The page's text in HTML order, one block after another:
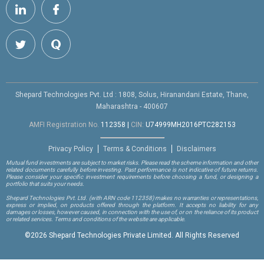
Shepard Technologies Pvt. Ltd : 1808, Solus, Hiranandani Estate, Thane,
Maharashtra - 400607
AMFI Registration No. 112358 | CIN: U74999MH2016PTC282153
Privacy Policy Terms & Conditions Disclaimers
Mutual fund investments are subject to market risks. Please read the scheme information and other
related documents carefully before investing. Past performance is not indicative of future returns.
Please consider your specific investment requirements before choosing a fund, or designing a
portfolio that suits your needs.
Shepard Technologies Pvt. Ltd. (with ARN code 112358)makes no warranties or representations,
express or implied, on products offered through the platform. It accepts no liability for any
damages or losses, however caused, in connection with the use of, or on the reliance of its product
or related services. Terms and conditions of the website are applicable.
©2026 Shepard Technologies Private Limited. All Rights Reserved